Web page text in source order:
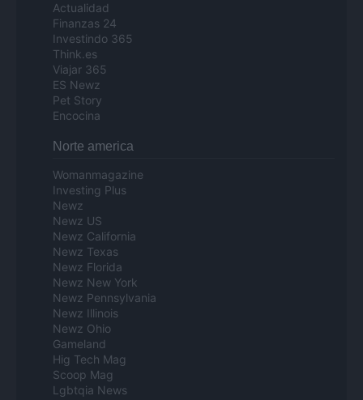
Actualidad
Finanzas 24
Investindo 365
Think.es
Viajar 365
ES Newz
Pet Story
Encocina
Norte america
Womanmagazine
Investing Plus
Newz
Newz US
Newz California
Newz Texas
Newz Florida
Newz New York
Newz Pennsylvania
Newz Illinois
Newz Ohio
Gameland
Hig Tech Mag
Scoop Mag
Lgbtqia News